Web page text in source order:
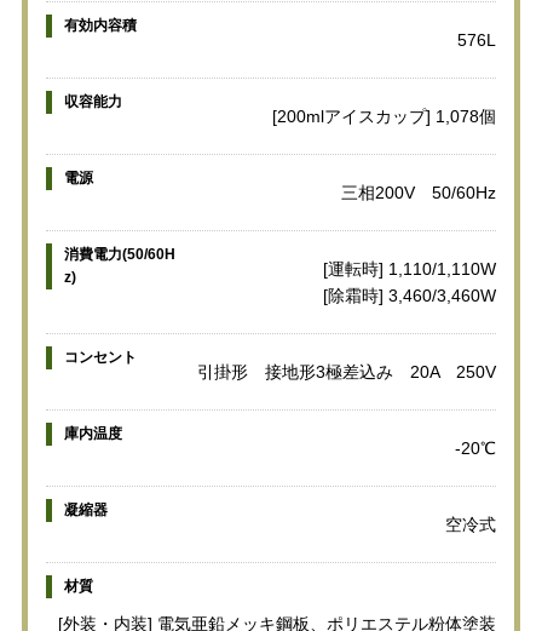
有効内容積
576L
収容能力
[200mlアイスカップ] 1,078個
電源
三相200V 50/60Hz
消費電力(50/60H
z)
[運転時] 1,110/1,110W
[除霜時] 3,460/3,460W
コンセント
引掛形 接地形3極差込み 20A 250V
庫内温度
-20℃
凝縮器
空冷式
材質
[外装・内装] 電気亜鉛メッキ鋼板、ポリエステル粉体塗装